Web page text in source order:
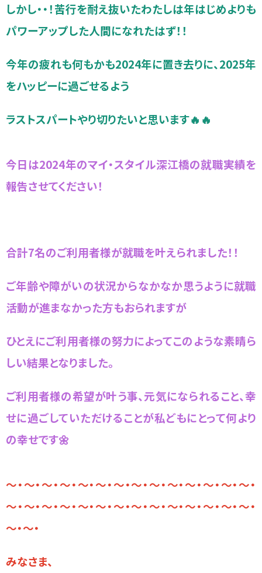
しかし・・！苦行を耐え抜いたわたしは年はじめよりも
パワーアップした人間になれたはず！！
今年の疲れも何もかも2024年に置き去りに、2025年
をハッピーに過ごせるよう
ラストスパートやり切りたいと思います🔥🔥
今日は2024年のマイ・スタイル深江橋の就職実績を
報告させてください！
合計7名のご利用者様が就職を叶えられました！！
ご年齢や障がいの状況からなかなか思うように就職
活動が進まなかった方もおられますが
ひとえにご利用者様の努力によってこのような素晴ら
しい結果となりました。
ご利用者様の希望が叶う事、元気になられること、幸
せに過ごしていただけることが私どもにとって何より
の幸せです🌼
～・～・～・～・～・～・～・～・～・～・～・～・～・～・
～・～・～・～・～・～・～・～・～・～・～・～・～・～・
～・～・
みなさま、